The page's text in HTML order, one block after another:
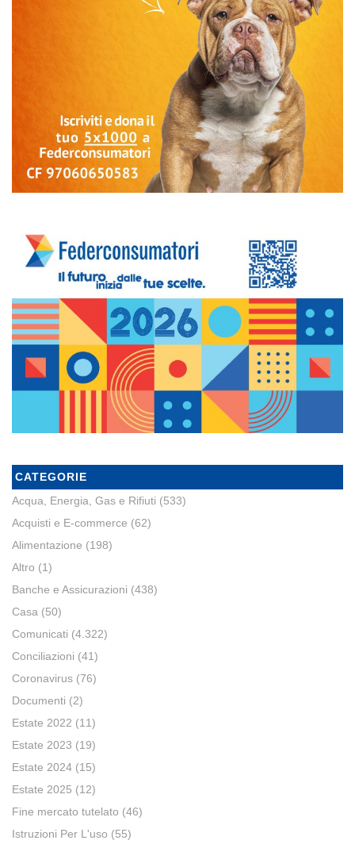
CATEGORIE
Acqua, Energia, Gas e Rifiuti (533)
Acquisti e E-commerce (62)
Alimentazione (198)
Altro (1)
Banche e Assicurazioni (438)
Casa (50)
Comunicati (4.322)
Conciliazioni (41)
Coronavirus (76)
Documenti (2)
Estate 2022 (11)
Estate 2023 (19)
Estate 2024 (15)
Estate 2025 (12)
Fine mercato tutelato (46)
Istruzioni Per L'uso (55)